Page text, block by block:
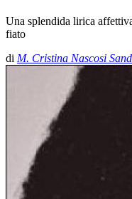
Una splendida lirica
fiato
di M. Cristina Nascosi